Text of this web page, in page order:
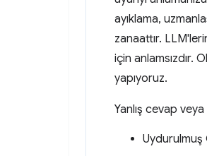
ayıklama,
zanaattır.
için anlamsızdır.
yapıyoruz.
Yanlış cevap
Uydurulmuş